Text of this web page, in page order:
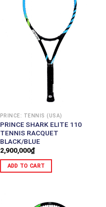
PRINCE: TENNIS (USA)
PRINCE SHARK ELITE 110
TENNIS RACQUET
BLACK/BLUE
2,900,000₫
ADD TO CART